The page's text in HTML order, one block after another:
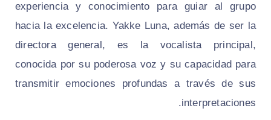
experiencia y conocimiento para guiar al grupo
hacia la excelencia. Yakke Luna, además de ser la
directora general, es la vocalista principal,
conocida por su poderosa voz y su capacidad para
transmitir emociones profundas a través de sus
interpretaciones.